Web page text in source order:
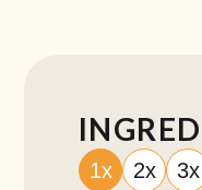
1x 2x 3x